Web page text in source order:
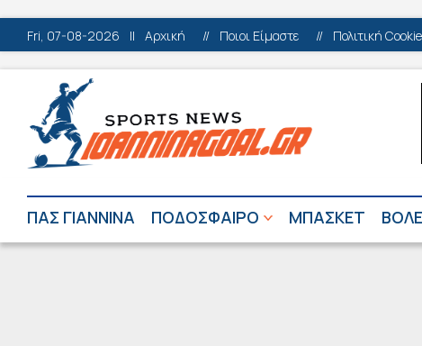
Fri, 07-08-2026 || Αρχική // Ποιοι Είμαστε // Πολιτική
ΠΑΣ ΓΙΑΝΝΙΝΑ ΠΟΔΟΣΦΑΙΡΟ ΜΠΑΣΚΕΤ